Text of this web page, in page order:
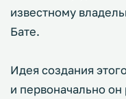
известному
Бате.
Идея создания
и первоначально